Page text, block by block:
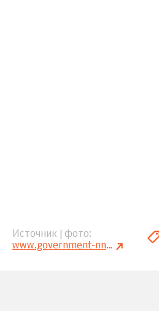
Источник | фото
www.government-nnov.ru